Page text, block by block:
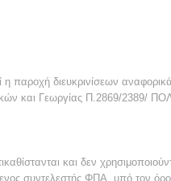
η παροχή διευκρινίσεων
και Γεωργίας Π.2869/2389/
και δεν
συντελεστής ΦΠΑ, υπό τον